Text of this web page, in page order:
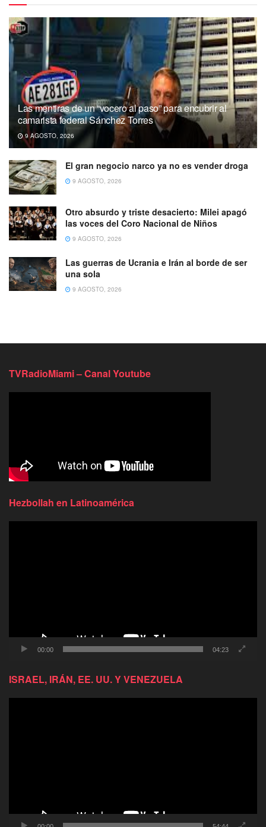
Las mentiras de un “vocero al paso” para encubrir al
camarista federal Sánchez Torres
9 AGOSTO, 2026
El gran negocio narco ya no es vender droga
9 AGOSTO, 2026
Otro absurdo y triste desacierto: Milei apagó
las voces del Coro Nacional de Niños
9 AGOSTO, 2026
Las guerras de Ucrania e Irán al borde de ser
una sola
9 AGOSTO, 2026
TVRadioMiami – Canal Youtube
Hezbollah en Latinoamérica
00:00 04:23
ISRAEL, IRÁN, EE. UU. Y VENEZUELA